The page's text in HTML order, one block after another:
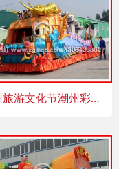
广州旅游文化节潮州彩车制作章显特色产业